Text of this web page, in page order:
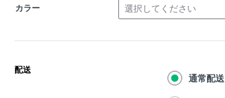
カラー 選択してください
配送
通常配送